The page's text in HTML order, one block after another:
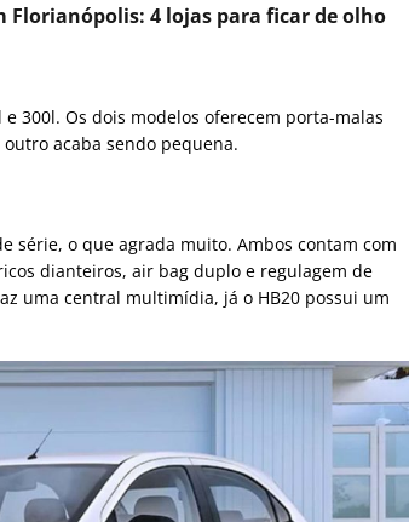
Florianópolis: 4 lojas para ficar de olho
300l. Os dois modelos oferecem porta-malas
acaba sendo pequena.
série, o que agrada muito. Ambos contam com
dianteiros, air bag duplo e regulagem de
uma central multimídia, já o HB20 possui um